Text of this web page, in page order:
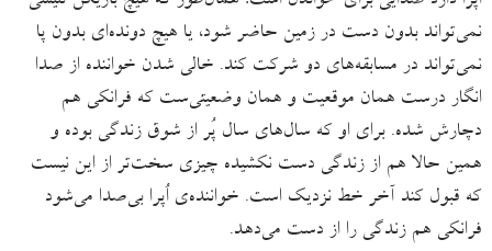
نمی‌تواند بدون دست در زمین حاضر شود، یا هیچ دونده‌ای بدون پا
نمی‌تواند در مسابقه‌های دو شرکت کند. خالی شدن خواننده از صدا
انگار درست همان موقعیت و همان وضعیتی‌ست که فرانکی هم
دچارش شده. برای او که سال‌های سال پُر از شوق زندگی بوده و
همین حالا هم از زندگی دست نکشیده چیزی سخت‌تر از این نیست
که قبول کند آخر خط نزدیک است. خواننده‌ی اُپرا بی‌صدا می‌شود
فرانکی هم زندگی را از دست می‌دهد.